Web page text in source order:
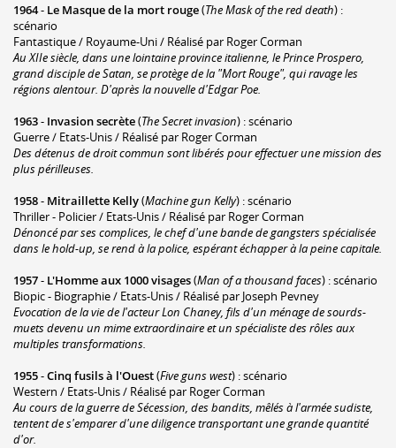
1964- Le Masque de la mort rouge(The Mask of the red death) :
scénario
Fantastique / Royaume-Uni / Réalisé par Roger Corman
Au XIIe siècle, dans une lointaine province italienne, le Prince Prospero,
grand disciple de Satan, se protège de la "Mort Rouge", qui ravage les
régions alentour. D'après la nouvelle d'Edgar Poe.
1963- Invasion secrète(The Secret invasion) : scénario
Guerre / Etats-Unis / Réalisé par Roger Corman
Des détenus de droit commun sont libérés pour effectuer une mission des
plus périlleuses.
1958- Mitraillette Kelly(Machine gun Kelly) : scénario
Thriller - Policier / Etats-Unis / Réalisé par Roger Corman
Dénoncé par ses complices, le chef d'une bande de gangsters spécialisée
dans le hold-up, se rend à la police, espérant échapper à la peine capitale.
1957- L'Homme aux 1000 visages(Man of a thousand faces) : scénario
Biopic - Biographie / Etats-Unis / Réalisé par Joseph Pevney
Evocation de la vie de l'acteur Lon Chaney, fils d'un ménage de sourds-
muets devenu un mime extraordinaire et un spécialiste des rôles aux
multiples transformations.
1955-Cinq fusils à l'Ouest(Five guns west) : scénario
Western / Etats-Unis / Réalisé par Roger Corman
Au cours de la guerre de Sécession, des bandits, mêlés à l'armée sudiste,
tentent de s'emparer d'une diligence transportant une grande quantité
d'or.